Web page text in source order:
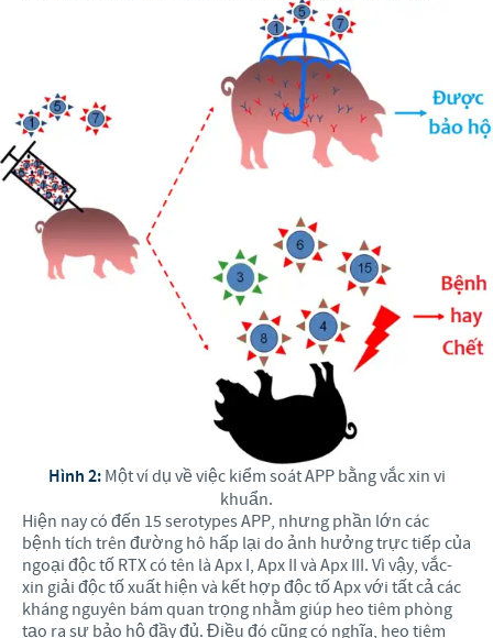
Hình 2:Một ví dụ về việc kiểm soát APP bằng vắc xin vi
khuẩn.
Hiện nay có đến 15 serotypes APP, nhưng phần lớn các
bệnh tích trên đường hô hấp lại do ảnh hưởng trực tiếp của
ngoại độc tố RTX có tên là Apx I, Apx II và Apx III. Vì vậy, vắc-
xin giải độc tố xuất hiện và kết hợp độc tố Apx với tất cả các
kháng nguyên bám quan trọng nhằm giúp heo tiêm phòng
tạo ra sự bảo hộ đầy đủ. Điều đó cũng có nghĩa, heo tiêm